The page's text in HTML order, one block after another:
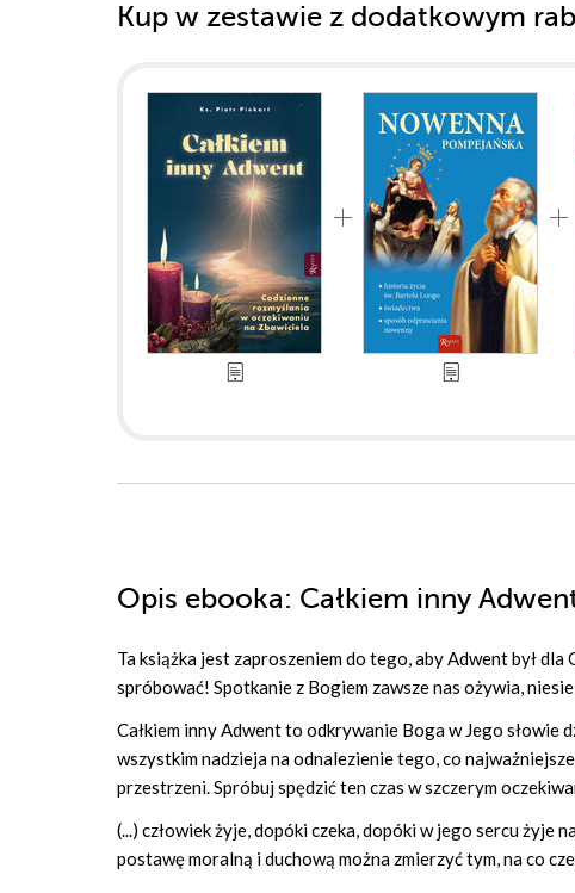
Kup w zestawie z dodatkowym
Opis ebooka: Całkiem inny
Ta książka jest zaproszeniem do tego, aby Adwent był
spróbować! Spotkanie z Bogiem zawsze nas ożywia,
Całkiem inny Adwent to odkrywanie Boga w Jego słowie
wszystkim nadzieja na odnalezienie tego, co
przestrzeni. Spróbuj spędzić ten czas w szczerym
(...) człowiek żyje, dopóki czeka, dopóki w jego sercu żyje
postawę moralną i duchową można zmierzyć tym, na co